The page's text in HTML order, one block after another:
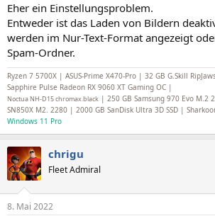
Eher ein Einstellungsproblem.
Entweder ist das Laden von Bildern
werden im Nur-Text-Format angezeigt
Spam-Ordner.
Ryzen 7 5700X | ASUS-Prime X470-Pro | 32 GB G.Skill
Sapphire Pulse Radeon RX 9060 XT Gaming OC |
Noctua NH-D15 chromax.black | 250 GB Samsung 970 Evo M.2
SN850X M2. 2280 | 2000 GB SanDisk Ultra 3D SSD |
Windows 11 Pro
chrigu
Fleet Admiral
8. Mai 2022